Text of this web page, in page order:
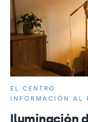
EL CENTRO
INFORMACIÓN AL
Iluminación